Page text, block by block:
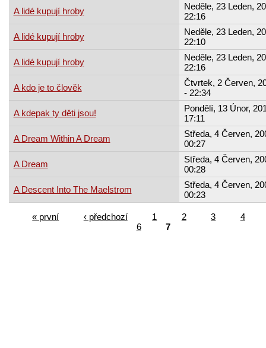
A lidé kupují hroby
Neděle, 23 Leden,
22:16
A lidé kupují hroby
Neděle, 23 Leden,
22:10
A lidé kupují hroby
Neděle, 23 Leden,
22:16
A kdo je to člověk
Čtvrtek, 2 Červen,
- 22:34
A kdepak ty děti jsou!
Pondělí, 13 Únor,
17:11
A Dream Within A Dream
Středa, 4 Červen,
00:27
A Dream
Středa, 4 Červen,
00:28
A Descent Into The Maelstrom
Středa, 4 Červen,
00:23
« první ‹ předchozí 1 2 3
4
6
7